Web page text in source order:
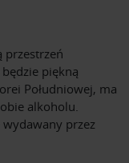
przestrzeń
piękną
Południowej, ma
alkoholu.
przez